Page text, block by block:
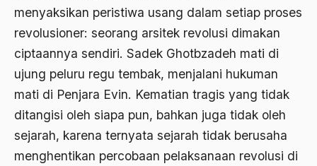
menyaksikan peristiwa usang dalam setiap proses
revolusioner: seorang arsitek revolusi dimakan
ciptaannya sendiri. Sadek Ghotbzadeh mati di
ujung peluru regu tembak, menjalani hukuman
mati di Penjara Evin. Kematian tragis yang tidak
ditangisi oleh siapa pun, bahkan juga tidak oleh
sejarah, karena ternyata sejarah tidak berusaha
menghentikan percobaan pelaksanaan revolusi di
2008
2007
2006
2005
2004
Abdullah Sungkar
Abdullah Syafi'i
abdurrahman wahid
Abolisi
Aboulhasan Bani Sadr